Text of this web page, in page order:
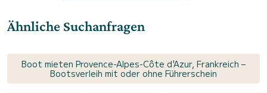
Ähnliche Suchanfragen
Boot mieten Provence-Alpes-Côte d'Azur, Frankreich –
Bootsverleih mit oder ohne Führerschein